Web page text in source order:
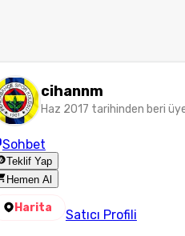
cihannm
Haz 2017 tarihinden beri
Sohbet
Teklif Yap
Hemen Al
Harita Satıcı Profili